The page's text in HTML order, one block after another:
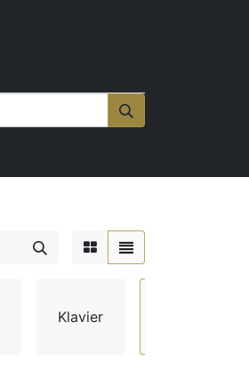
Klavier